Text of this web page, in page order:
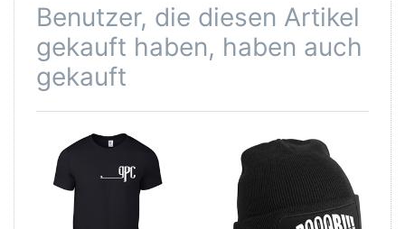
Benutzer, die diesen Artikel
gekauft haben, haben auch
gekauft